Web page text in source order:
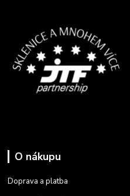
O nákupu
Doprava a platba